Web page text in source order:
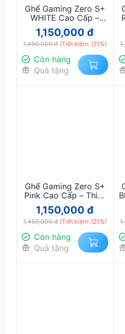
Ghế Gaming Zero S+
WHITE Cao Cấp –
Thiết Kế Công Thái
Học, Đệm Dày Êm Ái,
Ngả Lưng 180°, Ghế
Chơi Game Chuyên
Nghiệp (Copy) (Copy)
(Copy)
1,150,000 đ
1,450,000 đ (Tiết kiệm: (21%)
Còn hàng
Quà tặng
Ghế Gaming Zero S+
Pink Cao Cấp – Thiết
Kế Công Thái Học,
Đệm Dày Êm Ái, Ngả
Lưng 180°, Ghế Chơi
Game Chuyên Nghiệp
(Copy)
1,150,000 đ
1,450,000 đ (Tiết kiệm: (21%)
Còn hàng
Quà tặng